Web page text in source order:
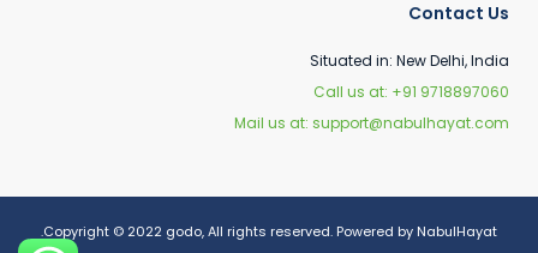
Contact Us
Situated in: New Delhi, India
Call us at: +91 9718897060
Mail us at: support@nabulhayat.com
Copyright © 2022 godo, All rights reserved. Powered by NabulHayat.